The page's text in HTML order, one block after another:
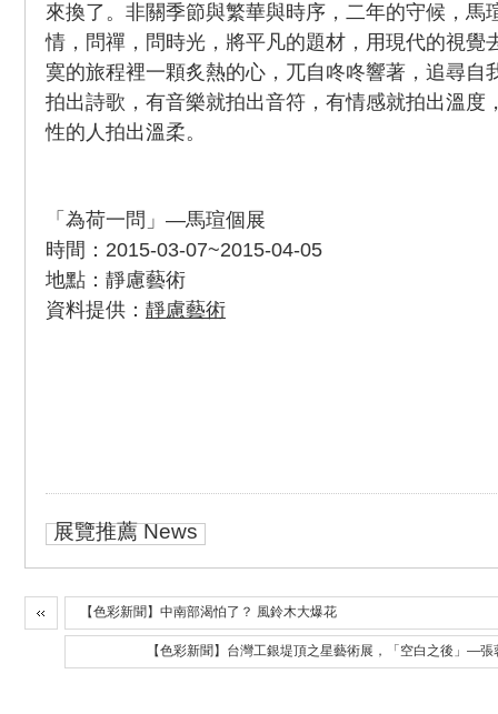
來換了。非關季節與繁華與時序，二年的守候，馬
情，問禪，問時光，將平凡的題材，用現代的視覺
寞的旅程裡一顆炙熱的心，兀自咚咚響著，追尋自
拍出詩歌，有音樂就拍出音符，有情感就拍出溫度
性的人拍出溫柔。
「為荷一問」—馬瑄個展
時間：2015-03-07~2015-04-05
地點：靜慮藝術
資料提供： 靜慮藝術
展覽推薦 News
【色彩新聞】中南部渴怕了？ 風鈴木大爆花
【色彩新聞】台灣工銀堤頂之星藝術展，「空白之後」—